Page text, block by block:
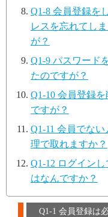
Q1-8 会員登録を
レスを忘れてし
が？
Q1-9 パスワード
たのですが？
Q1-10 会員登録
ですが？
Q1-11 会員でな
理で取れますか？
Q1-12 ログイン
はなんですか？
Q1-1 会員登録は